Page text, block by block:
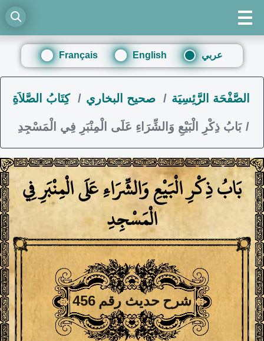
Français English عربي
الصَّفْحَة الرَّئِسِيَة صحيح البخاري كِتَابُ الصَّلاَةِ
بَابُ ذِكْرِ الْبَيْعِ وَالشِّرَاءِ عَلَى الْمِنْبَرِ فِي الْمَسْجِدِ
بَابُ ذِكْرِ الْبَيْعِ وَالشِّرَاءِ عَلَى الْمِنْبَرِ فِي
الْمَسْجِدِ
شرح حديث رقم 456